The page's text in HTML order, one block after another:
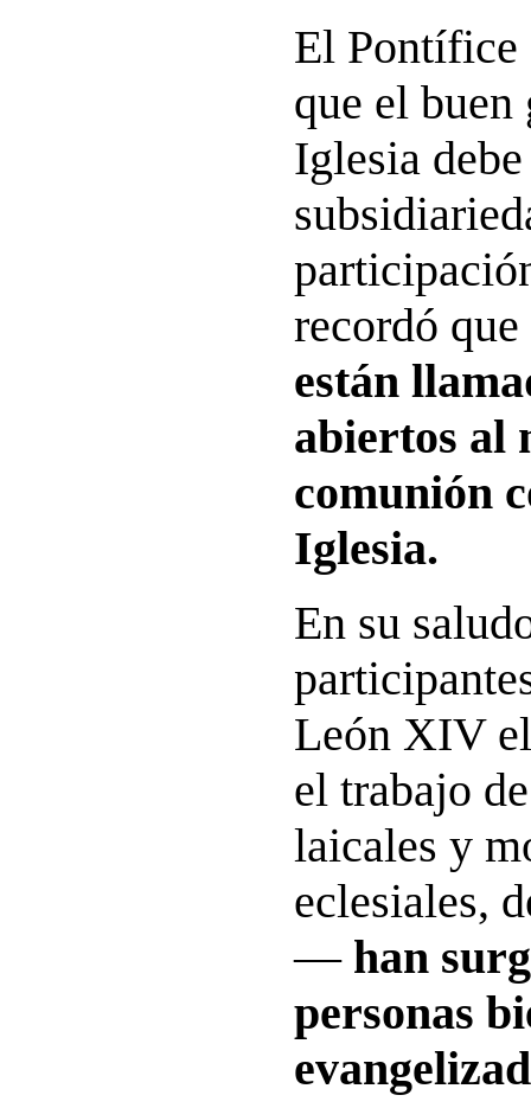
El Pontífice
que el
Iglesia
recordó
están
abiertos al
comunión
Iglesia.
En su
León XIV
el trabajo
laicales y
eclesiales,
— han
personas